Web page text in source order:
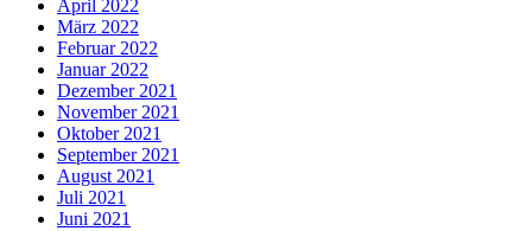
April 2022
März 2022
Februar 2022
Januar 2022
Dezember 2021
November 2021
Oktober 2021
September 2021
August 2021
Juli 2021
Juni 2021